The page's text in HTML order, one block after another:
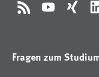
RSS YouTubeXing
Fragen zum
einloggen zu